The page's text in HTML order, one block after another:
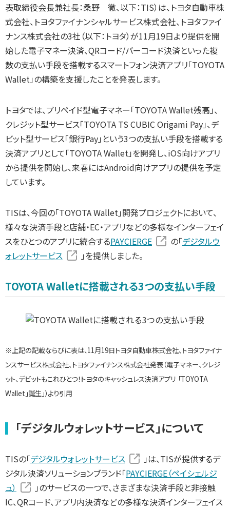
表取締役会長兼社長：桑野 徹、以下：TIS）は、トヨタ自動車株
式会社、トヨタファイナンシャルサービス株式会社、トヨタファイ
ナンス株式会社の3社（以下：トヨタ）が11月19日より提供を開
始した電子マネー決済、QRコード/バーコード決済といった複
数の支払い手段を搭載するスマートフォン決済アプリ「TOYOTA
Wallet」の構築を支援したことを発表します。
トヨタでは、プリペイド型電子マネー「TOYOTA Wallet残高」、
クレジット型サービス「TOYOTA TS CUBIC Origami Pay」、デ
ビット型サービス「銀行Pay」という3つの支払い手段を搭載する
決済アプリとして「TOYOTA Wallet」を開発し、iOS向けアプリ
から提供を開始し、来春にはAndroid向けアプリの提供を予定
しています。
TISは、今回の「TOYOTA Wallet」開発プロジェクトにおいて、
様々な決済手段と店舗・EC・アプリなどの多様なインターフェイ
スをひとつのアプリに統合するPAYCIERGE の「デジタルウ
ォレットサービス
」を提供しました。
TOYOTA Walletに搭載される3つの支払い手段
※上記の記載ならびに表は、11月19日トヨタ自動車株式会社、トヨタファイナ
ンスサービス株式会社、トヨタファイナンス株式会社発表（電子マネー、クレジ
ット、デビットもこれひとつ！トヨタのキャッシュレス決済アプリ 「TOYOTA
Wallet」誕生」）より引用
「デジタルウォレットサービス」について
TISの「デジタルウォレットサービス
」は、TISが提供するデ
ジタル決済ソリューションブランド「PAYCIERGE（ペイシェルジ
ュ）
」のサービスの一つで、さまざまな決済手段と非接触
IC、QRコード、アプリ内決済などの多様な決済インターフェイス